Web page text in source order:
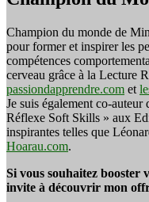
Champion du monde de
pour former et inspirer les
compétences
cerveau grâce à la Lecture
passiondapprendre.com et
Je suis également co-
Réflexe Soft Skills » aux
inspirantes telles que
Hoarau.com.
Si vous souhaitez booster
invite à découvrir mon